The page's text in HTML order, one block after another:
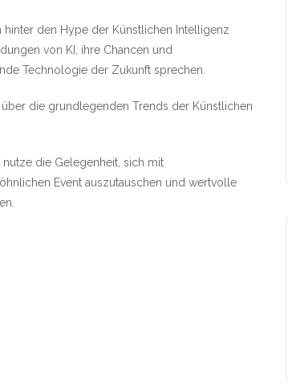
den Hype der Künstlichen Intelligenz
von KI, ihre Chancen und
Technologie der Zukunft sprechen.
die grundlegenden Trends der Künstlichen
die Gelegenheit, sich mit
Event auszutauschen und wertvolle